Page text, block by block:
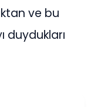
ve bu
duydukları